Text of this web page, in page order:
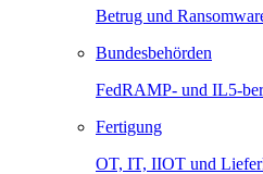
Betrug und
Bundesbehörden
FedRAMP- und IL5-
Fertigung
OT, IT, IIOT und